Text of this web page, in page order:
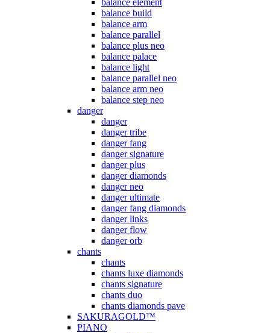
balance element
balance build
balance arm
balance parallel
balance plus neo
balance palace
balance light
balance parallel neo
balance arm neo
balance step neo
danger
danger
danger tribe
danger fang
danger signature
danger plus
danger diamonds
danger neo
danger ultimate
danger fang diamonds
danger links
danger flow
danger orb
chants
chants
chants luxe diamonds
chants signature
chants duo
chants diamonds pave
SAKURAGOLD™
PIANO